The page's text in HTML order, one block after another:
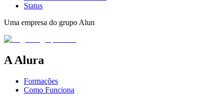
Status
Uma empresa do grupo Alun
A Alura
Formações
Como Funciona